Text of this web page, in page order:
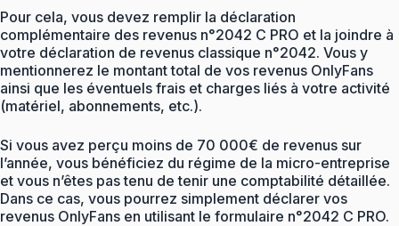
Pour cela, vous devez remplir la déclaration
complémentaire des revenus n°2042 C PRO et la joindre à
votre déclaration de revenus classique n°2042. Vous y
mentionnerez le montant total de vos revenus OnlyFans
ainsi que les éventuels frais et charges liés à votre activité
(matériel, abonnements, etc.).
Si vous avez perçu moins de 70 000€ de revenus sur
l’année, vous bénéficiez du régime de la micro-entreprise
et vous n’êtes pas tenu de tenir une comptabilité détaillée.
Dans ce cas, vous pourrez simplement déclarer vos
revenus OnlyFans en utilisant le formulaire n°2042 C PRO.